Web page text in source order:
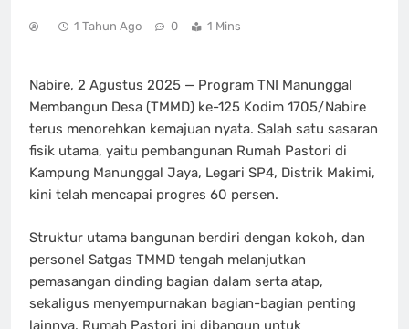
1 Tahun Ago 0 1 Mins
Nabire, 2 Agustus 2025 — Program TNI Manunggal
Membangun Desa (TMMD) ke-125 Kodim 1705/Nabire
terus menorehkan kemajuan nyata. Salah satu sasaran
fisik utama, yaitu pembangunan Rumah Pastori di
Kampung Manunggal Jaya, Legari SP4, Distrik Makimi,
kini telah mencapai progres 60 persen.
Struktur utama bangunan berdiri dengan kokoh, dan
personel Satgas TMMD tengah melanjutkan
pemasangan dinding bagian dalam serta atap,
sekaligus menyempurnakan bagian-bagian penting
lainnya. Rumah Pastori ini dibangun untuk